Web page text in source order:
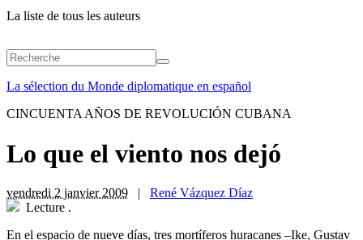
La liste de tous les auteurs
La sélection du Monde diplomatique en español
CINCUENTA AÑOS DE REVOLUCIÓN CUBANA
Lo que el viento nos dejó
vendredi 2 janvier 2009 | René Vázquez Díaz
Lecture .
En el espacio de nueve días, tres mortíferos huracanes –Ike, Gustav